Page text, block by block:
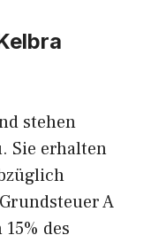
stehen
Sie erhalten
A
des